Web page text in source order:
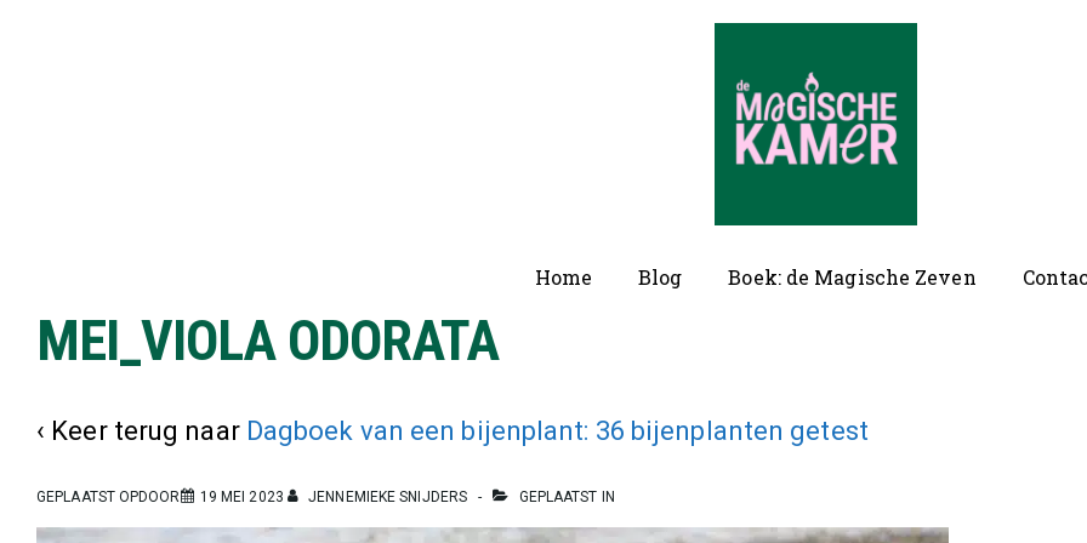
Hoofd
Home Blog Boek: de Magische Zeven
MEI_VIOLA ODORATA
‹ Keer terug naar Dagboek van een bijenplant: 36 bijenplanten getest
GEPLAATST OPDOOR 19 MEI 2023 JENNEMIEKE SNIJDERS GEPLAATST IN